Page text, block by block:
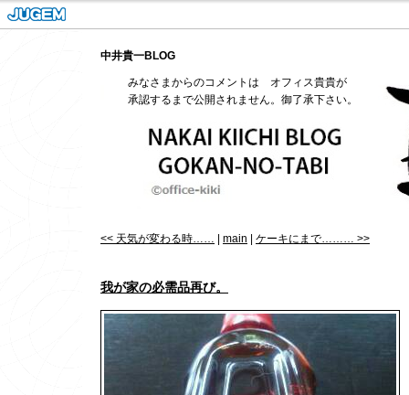
中井貴一BLOG
みなさまからのコメントは オフィス貴貴が
承認するまで公開されません。御了承下さい。
<< 天気が変わる時…… main ケーキにまで……… >>
我が家の必需品再び。